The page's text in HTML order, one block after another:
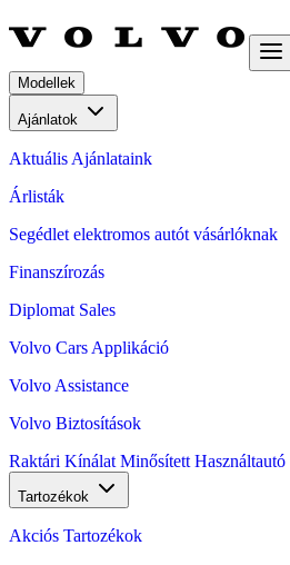
Modellek
Ajánlatok
Aktuális Ajánlataink
Árlisták
Segédlet elektromos autót vásárlóknak
Finanszírozás
Diplomat Sales
Volvo Cars Applikáció
Volvo Assistance
Volvo Biztosítások
Raktári Kínálat Minősített Használtautó
Tartozékok
Akciós Tartozékok